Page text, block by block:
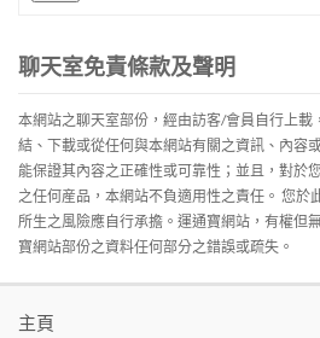
聊天室免責條款及聲明
本網站之聊天室部份，經由訪客/會員自行上載
結、下載或從任何與本網站有關之資訊、內容
能保證其內容之正確性或可靠性；並且，對於
之任何産品，本網站不負適用性之責任。 您於
所生之風險應自行承擔。運通寶網站，有權但
寶網站部份之資料任何部分之錯誤或疏失。
主頁